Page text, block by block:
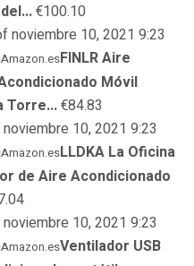
€100.10
noviembre 10, 2021 9:23
Amazon.esFINLR Aire
Móvil
Torre...€84.83
10, 2021 9:23
Amazon.esLLDKA La Oficina
de Aire Acondicionado
10, 2021 9:23
Amazon.esVentilador USB